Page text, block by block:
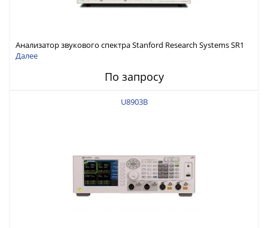
Анализатор звукового спектра Stanford Research Systems SR1
Далее
По запросу
U8903B